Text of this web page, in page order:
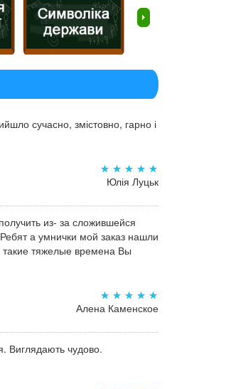
сучасно, змістовно, гарно і
Юлія Луцьк
из- за сложившейся
а умнички мой заказ нашли
такие тяжелые времена Вы
Алена Каменское
Виглядають чудово.